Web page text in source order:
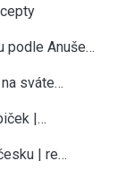
podle Anuše…
sváte…
|…
| re…